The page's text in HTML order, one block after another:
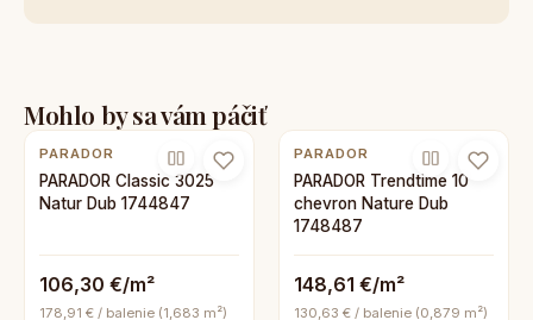
Mohlo by sa vám páčiť
PARADOR
PARADOR Classic 3025
Natur Dub 1744847
106,30 €/m²
178,91 € / balenie (1,683 m²)
PARADOR
PARADOR Trendtime 10
chevron Nature Dub
1748487
148,61 €/m²
130,63 € / balenie (0,879 m²)